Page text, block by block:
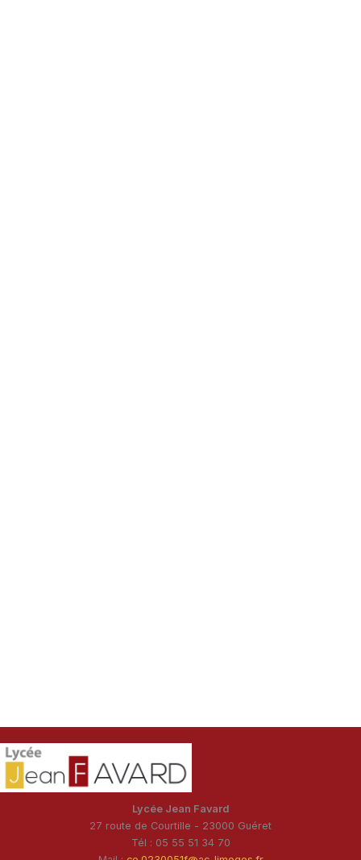
Lycée Jean Favard
27 route de Courtille - 23000 Guéret
Tél : 05 55 51 34 70